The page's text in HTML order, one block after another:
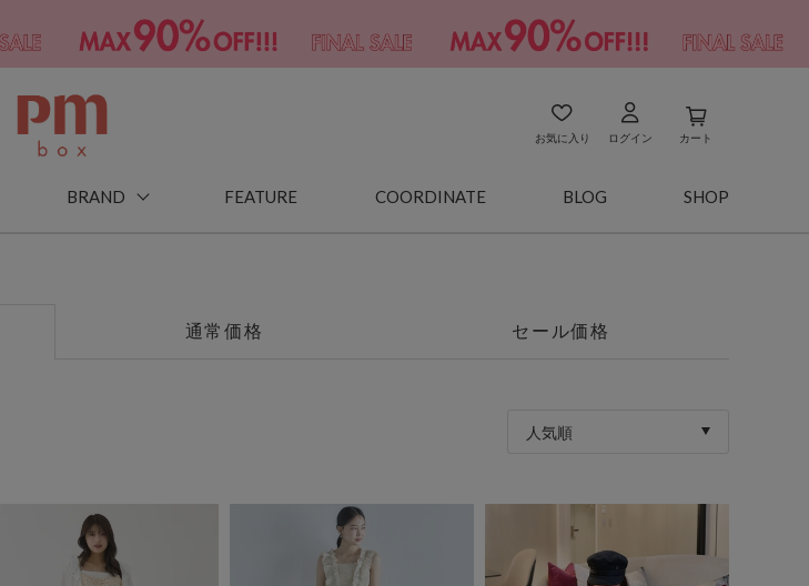
お気に入り ログイン カート
BRAND FEATURE COORDINATE BLOG SHOP
通常価格 セール価格
人気順